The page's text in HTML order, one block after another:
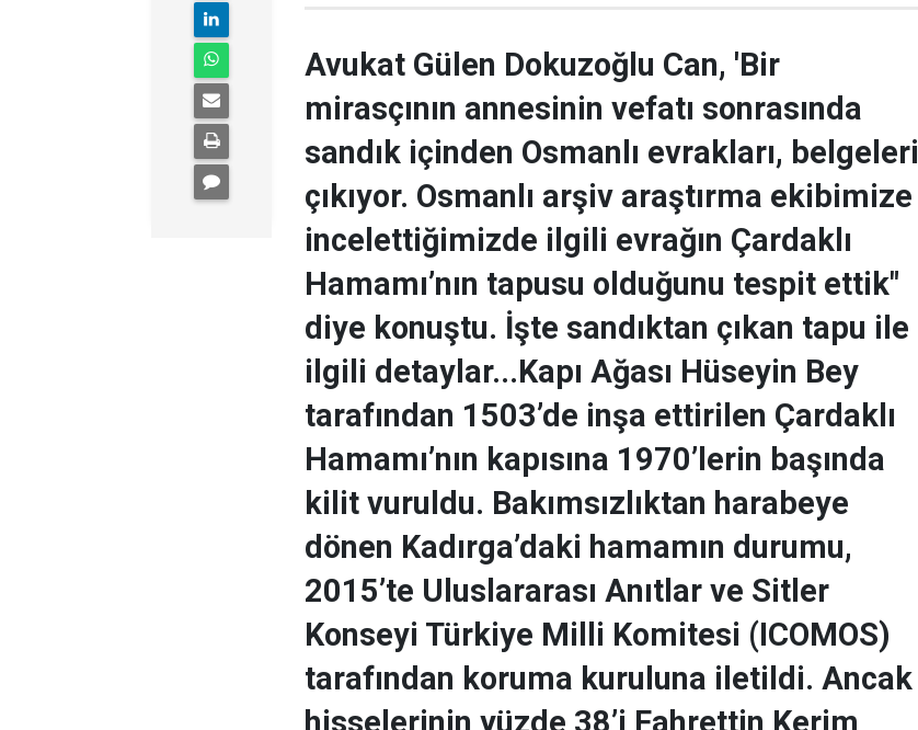
Avukat Gülen Dokuzoğlu Can, 'Bir
mirasçının annesinin vefatı sonrasında
sandık içinden Osmanlı evrakları, belgeleri
çıkıyor. Osmanlı arşiv araştırma ekibimize
incelettiğimizde ilgili evrağın Çardaklı
Hamamı’nın tapusu olduğunu tespit ettik"
diye konuştu. İşte sandıktan çıkan tapu ile
ilgili detaylar...Kapı Ağası Hüseyin Bey
tarafından 1503’de inşa ettirilen Çardaklı
Hamamı’nın kapısına 1970’lerin başında
kilit vuruldu. Bakımsızlıktan harabeye
dönen Kadırga’daki hamamın durumu,
2015’te Uluslararası Anıtlar ve Sitler
Konseyi Türkiye Milli Komitesi (ICOMOS)
tarafından koruma kuruluna iletildi. Ancak
hisselerinin yüzde 38’i Fahrettin Kerim